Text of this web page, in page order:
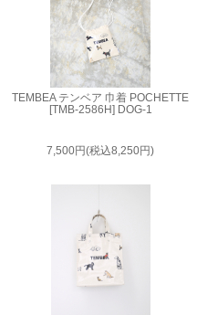
TEMBEA テンベア 巾着 POCHETTE
[TMB-2586H] DOG-1
7,500円(税込8,250円)